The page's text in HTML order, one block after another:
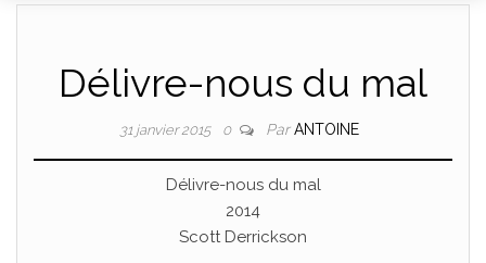
Délivre-nous du mal
31 janvier 2015 0 ParANTOINE
Délivre-nous du mal
2014
Scott Derrickson